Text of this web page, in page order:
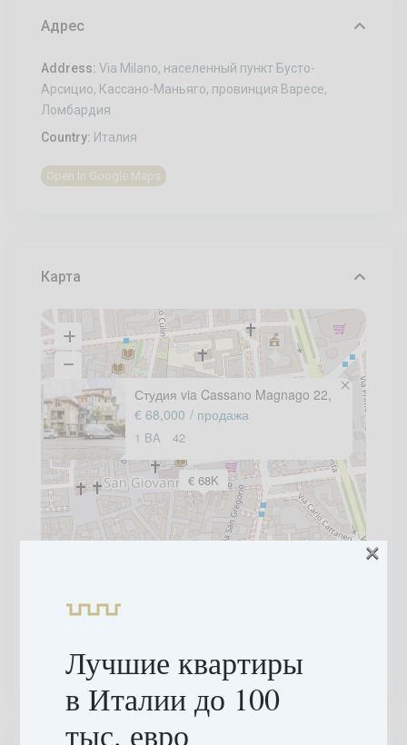
Адрес
Address: Via Milano, населенный пункт Бусто-
Арсицио, Кассано-Маньяго, провинция Варесе,
Ломбардия
Country: Италия
Open In Google Maps
Карта
€ 68K
Студия via Cassano Magnago 22,
€ 68,000 / продажа
1 BA 42
Лучшие квартиры
в Италии до 100
тыс. евро
×